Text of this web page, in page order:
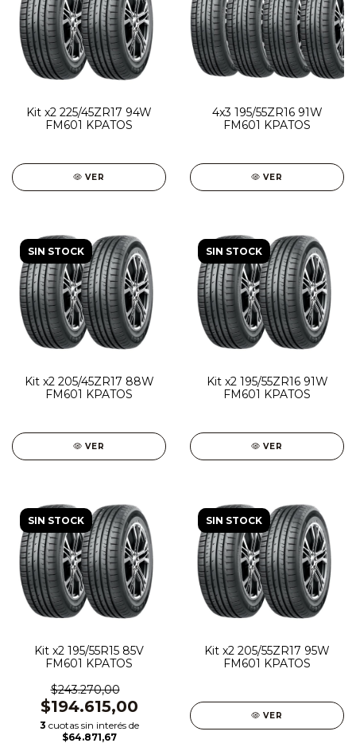
Kit x2 225/45ZR17 94W
FM601 KPATOS
VER
4x3 195/55ZR16 91W
FM601 KPATOS
VER
SIN STOCK
Kit x2 205/45ZR17 88W
FM601 KPATOS
VER
SIN STOCK
Kit x2 195/55ZR16 91W
FM601 KPATOS
VER
SIN STOCK
Kit x2 195/55R15 85V
FM601 KPATOS
$243.270,00
$194.615,00
3 cuotas sin interés de
$64.871,67
SIN STOCK
Kit x2 205/55ZR17 95W
FM601 KPATOS
VER